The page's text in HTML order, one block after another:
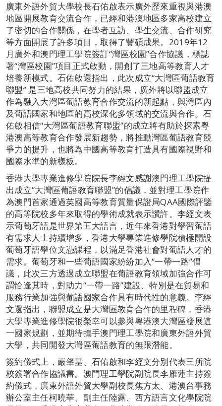
廣東外語外貿大學校長石佑啟表示廣外歷來重視與港澳
地區開展教育交流合作，已經和港澳地區多家高校建立
了密切的合作關係，在學者互訪、學生交流、合作研究
等方面開展了許多項目，取得了豐碩成果。2019年12
月廣外和澳門理工學院簽訂“灣區校園”合作協議，標誌
著“灣區校園”項目正式啟動，開創了三地高等教育人才
培養新模式。石佑啟還指出，此次成立“大灣區葡語教育
聯盟” 是三地高校共同努力的結果，廣外將以聯盟成立
作為融入大灣區葡語教育合作交流的新起點，與灣區內
及葡語國家和地區的高校深化多領域的交流與合作。石
佑啟相信“大灣區葡語教育聯盟”的成立將有助於探索粵
港澳高等教育合作發展新趨勢，將推動灣區葡語教育競
爭力的提升，也將為中國高等教育打造具有國際視野和
國際水準的新樣板。
香港大學專業進修學院院長李經文感謝澳門理工學院提
出成立“大灣區葡語教育聯盟”的倡議，並對理工學院作
為澳門首家通過英國高等教育質量保證局QAA國際評鑒
的高等院校多年來取得的學術成就表示讚許。李經文表
示葡萄牙語是世界第五大語言，近年來香港對學習葡語
有需求人士持續增多，香港大學專業進修學院積極開設
葡萄牙語學位文憑課程，以滿足香港社會對葡語人才的
需求。葡萄牙和一些葡語國家紛紛加入“一帶一路”倡
議，此次三方透過成立聯盟在葡語教育領域加強合作可
謂恰逢其時，對助力“一帶一路”建設、特別是在貿易和
服務行業加強與葡語國家合作具有時代性的意義。李經
文還指出，聯盟成立是大灣區教育合作的里程碑，香港
大學專業進修學院很榮幸可以參與粵港澳大灣區發展這
一國家規劃，並期待攜手澳門理工學院和廣東外語外貿
大學，共同開發大灣區葡語教育的無限潛能。
簽約儀式上，嚴肇基、石佑啟和李經文分別代表三所院
校簽署合作協議書。澳門理工學院副院長李雁蓮主持簽
約儀式，廣東外語外貿大學副校長焦方太、港澳台事務
辦公室主任柯曉華、副主任陸露、西方語言文化學院院